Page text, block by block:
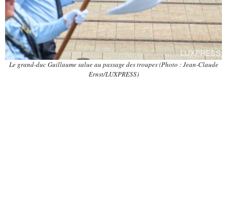
Le grand-duc Guillaume salue au passage des troupes (Photo : Jean-Claude
Ernst/LUXPRESS)